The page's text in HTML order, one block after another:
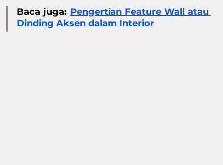
Baca juga: Pengertian Feature Wall atau
Dinding Aksen dalam Interior